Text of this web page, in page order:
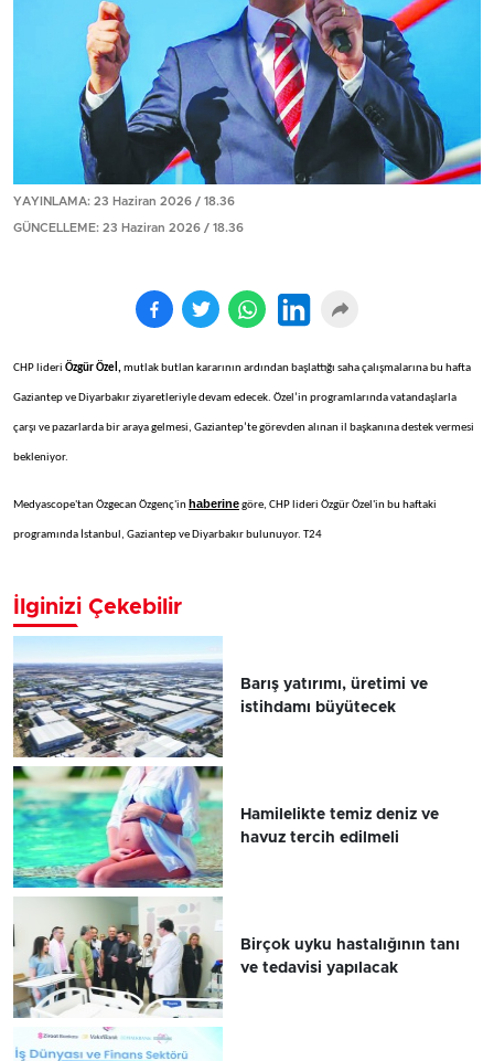
YAYINLAMA: 23 Haziran 2026 / 18.36
GÜNCELLEME: 23 Haziran 2026 / 18.36
CHP lideri Özgür Özel,mutlak butlan kararının ardından başlattığı saha çalışmalarına bu hafta
Gaziantep ve Diyarbakır ziyaretleriyle devam edecek. Özel’in programlarında vatandaşlarla
çarşı ve pazarlarda bir araya gelmesi, Gaziantep’te görevden alınan il başkanına destek vermesi
bekleniyor.
Medyascope'tan Özgecan Özgenç'in haberinegöre, CHP lideri Özgür Özel'in bu haftaki
programında İstanbul, Gaziantep ve Diyarbakır bulunuyor. T24
İlginizi Çekebilir
Barış yatırımı, üretimi ve
istihdamı büyütecek
Hamilelikte temiz deniz ve
havuz tercih edilmeli
Birçok uyku hastalığının tanı
ve tedavisi yapılacak